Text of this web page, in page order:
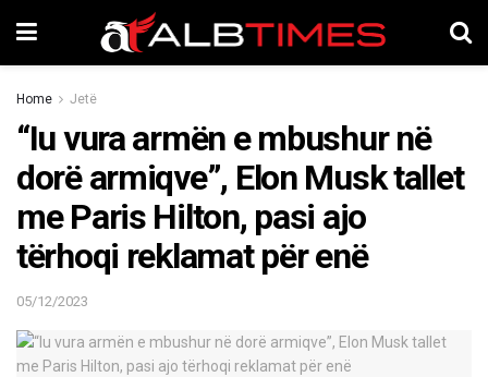
Home Jetë
“Iu vura armën e mbushur në
dorë armiqve”, Elon Musk tallet
me Paris Hilton, pasi ajo
tërhoqi reklamat për enë
05/12/2023